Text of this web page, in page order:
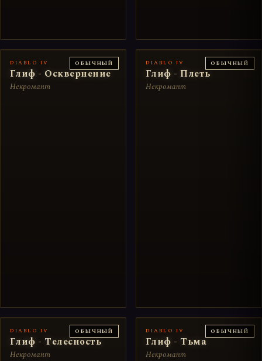
ОБЫЧНЫЙ
DIABLO IV
Глиф - Осквернение
Некромант
ОБЫЧНЫЙ
DIABLO IV
Глиф - Плеть
Некромант
ОБЫЧНЫЙ
DIABLO IV
Глиф - Телесность
Некромант
ОБЫЧНЫЙ
DIABLO IV
Глиф - Тьма
Некромант